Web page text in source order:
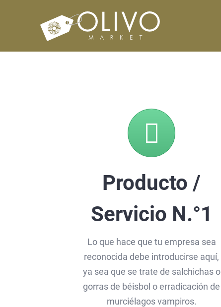
Producto /
Servicio N.°1
Lo que hace que tu empresa sea
reconocida debe introducirse aquí,
ya sea que se trate de salchichas o
gorras de béisbol o erradicación de
murciélagos vampiros.